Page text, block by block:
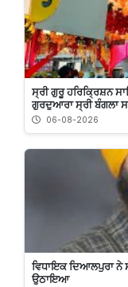
ਸ੍ਰੀ ਗੁਰੂ ਹਰਿਕ੍ਰਿਸ਼ਨ
ਗੁਰਦੁਆਰਾ ਸ੍ਰੀ ਬੰਗਲਾ
06-08-2026
ਵਿਧਾਇਕ ਦਿਆਲਪੁਰਾ ਨੇ
ਉਠਾਇਆ